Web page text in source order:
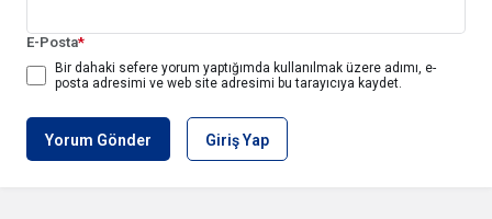
E-Posta*
Bir dahaki sefere yorum yaptığımda kullanılmak üzere adımı, e-
posta adresimi ve web site adresimi bu tarayıcıya kaydet.
Yorum Gönder Giriş Yap